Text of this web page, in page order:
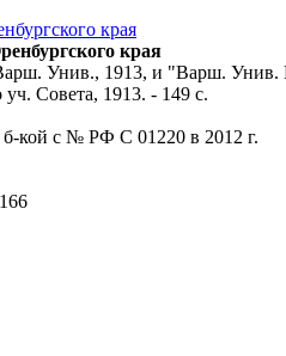
края
края
Унив., 1913, и "Варш. Унив.
Совета, 1913. - 149 с.
б-кой с № РФ С 01220 в 2012 г.